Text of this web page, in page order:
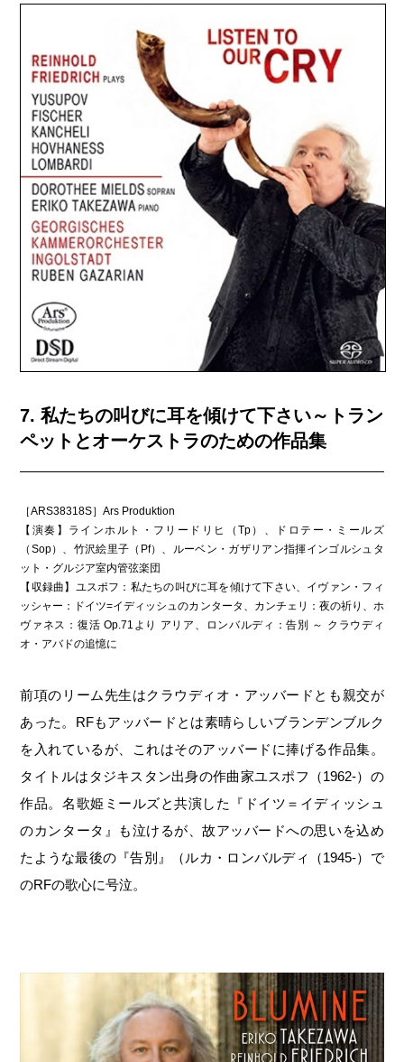
7. 私たちの叫びに耳を傾けて下さい～トラン
ペットとオーケストラのための作品集
［ARS38318S］Ars Produktion
【演奏】ラインホルト・フリードリヒ（Tp）、ドロテー・ミールズ
（Sop）、竹沢絵里子（Pf）、ルーベン・ガザリアン指揮インゴルシュタ
ット・グルジア室内管弦楽団
【収録曲】ユスポフ：私たちの叫びに耳を傾けて下さい、イヴァン・フィ
ッシャー：ドイツ=イディッシュのカンタータ、カンチェリ：夜の祈り、ホ
ヴァネス：復活 Op.71より アリア、ロンバルディ：告別 ～ クラウディ
オ・アバドの追憶に
前項のリーム先生はクラウディオ・アッバードとも親交が
あった。RFもアッバードとは素晴らしいブランデンブルク
を入れているが、これはそのアッバードに捧げる作品集。
タイトルはタジキスタン出身の作曲家ユスポフ（1962-）の
作品。名歌姫ミールズと共演した『ドイツ＝イディッシュ
のカンタータ』も泣けるが、故アッバードへの思いを込め
たような最後の『告別』（ルカ・ロンバルディ（1945-）で
のRFの歌心に号泣。